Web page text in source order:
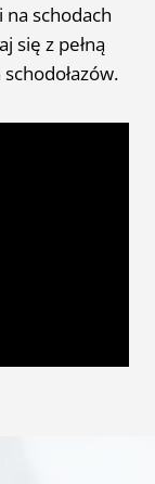
na schodach
się z pełną